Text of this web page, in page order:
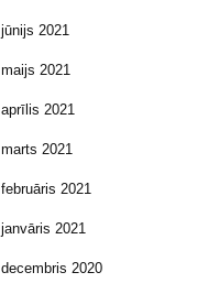
jūnijs 2021
maijs 2021
aprīlis 2021
marts 2021
februāris 2021
janvāris 2021
decembris 2020